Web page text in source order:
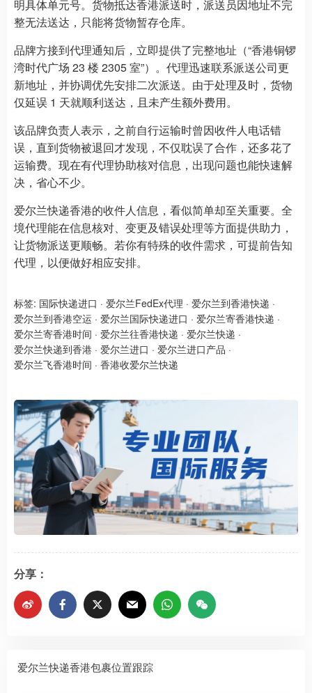
明具体单元号。货物抵达香港派送时，派送员因地址不完
整无法送达，只能将货物暂存仓库。
品牌方接到代理通知后，立即提供了完整地址（“香港铜锣
湾时代广场 23 楼 2305 室”）。代理迅速联系派送公司更
新地址，并协调优先安排二次派送。由于处理及时，货物
仅延误 1 天就顺利送达，且未产生额外费用。
该品牌负责人表示，之前自行运输时曾因收件人电话错
误，直到货物被退回才发现，不仅耽误了合作，还多花了
运输费。现在有代理协助核对信息，出现问题也能快速解
决，省心不少。
爱尔兰快递香港的收件人信息，看似简单却至关重要。全
境代理能在信息核对、变更及错误处理等方面提供助力，
让货物派送更顺畅。若你有特殊的收件需求，可提前告知
代理，以便做好相应安排。
标签: 国际快递进口 · 爱尔兰FedEx代理 · 爱尔兰到香港快递 ·
爱尔兰到香港空运 · 爱尔兰国际快递进口 · 爱尔兰寄香港快递 ·
爱尔兰寄香港时间 · 爱尔兰往香港快递 · 爱尔兰快递 ·
爱尔兰快递到香港 · 爱尔兰进口 · 爱尔兰进口产品 ·
爱尔兰飞香港时间 · 香港收爱尔兰快递
分享：
爱尔兰快递香港包裹位置跟踪